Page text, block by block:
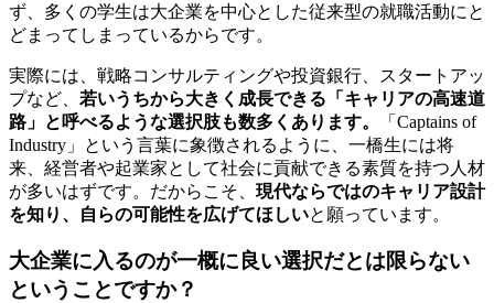
ず、多くの学生は大企業を中心とした従来型の就職活動にと
どまってしまっているからです。
実際には、戦略コンサルティングや投資銀行、スタートアッ
プなど、 若いうちから大きく成長できる「キャリアの高速道
路」と呼べるような選択肢も数多くあります。
「Captains of
Industry」という言葉に象徴されるように、一橋生には将
来、経営者や起業家として社会に貢献できる素質を持つ人材
が多いはずです。だからこそ、 現代ならではのキャリア設計
を知り、自らの可能性を広げてほしいと願っています。
大企業に入るのが一概に良い選択だとは限らない
ということですか？